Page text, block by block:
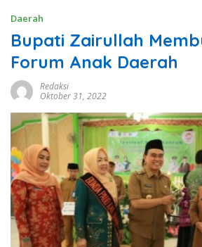
Daerah
Bupati Zairullah
Forum Anak Daerah
Redaksi
Oktober 31, 2022